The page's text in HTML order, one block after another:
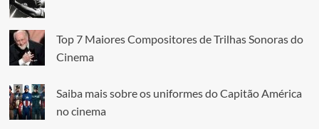
Top 7 Maiores Compositores de Trilhas Sonoras do
Cinema
Saiba mais sobre os uniformes do Capitão América
no cinema